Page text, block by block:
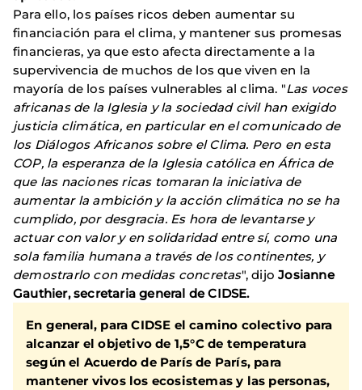
Para ello, los países ricos deben aumentar su
financiación para el clima, y mantener sus promesas
financieras, ya que esto afecta directamente a la
supervivencia de muchos de los que viven en la
mayoría de los países vulnerables al clima. "Las voces
africanas de la Iglesia y la sociedad civil han exigido
justicia climática, en particular en el comunicado de
los Diálogos Africanos sobre el Clima. Pero en esta
COP, la esperanza de la Iglesia católica en África de
que las naciones ricas tomaran la iniciativa de
aumentar la ambición y la acción climática no se ha
cumplido, por desgracia. Es hora de levantarse y
actuar con valor y en solidaridad entre sí, como una
sola familia humana a través de los continentes, y
demostrarlo con medidas concretas", dijoJosianne
Gauthier, secretaria general de CIDSE.
En general, para CIDSE el camino colectivo para
alcanzar el objetivo de 1,5°C de temperatura
según el Acuerdo de París de París, para
mantener vivos los ecosistemas y las personas,